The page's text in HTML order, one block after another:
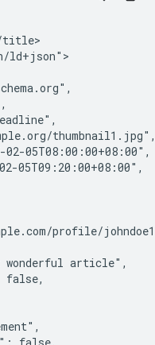
ld+json">
05T08:00:00+08:00",
05T09:20:00+08:00",
profile/
article",